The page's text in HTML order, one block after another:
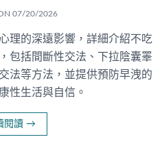
07/20/2026
理的深遠影響，詳細介紹不吃
包括間斷性交法、下拉陰囊睪
法等方法，並提供預防早洩的
性生活與自信。
閱讀 →